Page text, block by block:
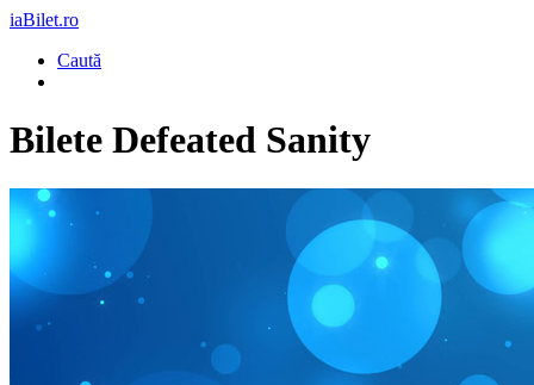
iaBilet.ro
Caută
Bilete Defeated Sanity